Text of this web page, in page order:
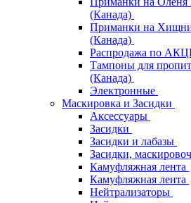
(Канада)
Приманки на
(Канада)
Распродажа по
Тампоны для
(Канада)
Электронные
Маскировка и Засидки
Аксессуары
Засидки
Засидки и лабазы
Засидки,
Камуфляжная лента
Камуфляжная лента
Нейтрализаторы